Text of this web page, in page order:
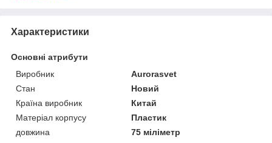
Характеристики
Основні атрибути
Виробник
Аurorasvet
Стан
Новий
Країна виробник
Китай
Матеріал корпусу
Пластик
довжина
75 міліметр